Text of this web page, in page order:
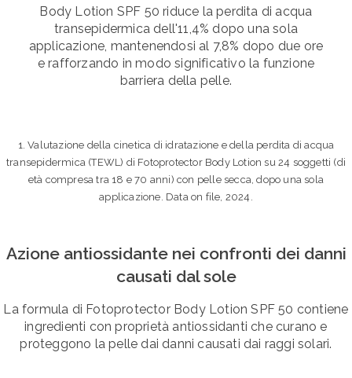
Body Lotion SPF 50 riduce la perdita di acqua
transepidermica dell'11,4% dopo una sola
applicazione, mantenendosi al 7,8% dopo due ore
e rafforzando in modo significativo la funzione
barriera della pelle.
1. Valutazione della cinetica di idratazione e della perdita di acqua
transepidermica (TEWL) di Fotoprotector Body Lotion su 24 soggetti (di
età compresa tra 18 e 70 anni) con pelle secca, dopo una sola
applicazione. Data on file, 2024.
Azione antiossidante nei confronti dei danni
causati dal sole
La formula di Fotoprotector Body Lotion SPF 50 contiene
ingredienti con proprietà antiossidanti che curano e
proteggono la pelle dai danni causati dai raggi solari.